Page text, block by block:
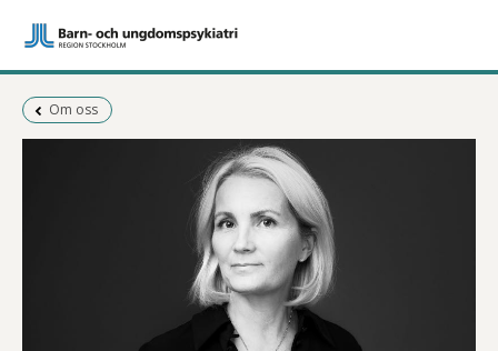
Föregående sida:
Om oss